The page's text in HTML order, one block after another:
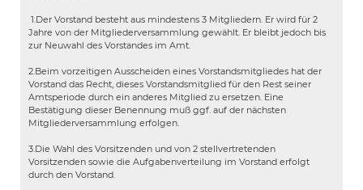
1.Der Vorstand besteht aus mindestens 3 Mitgliedern. Er wird für 2
Jahre von der Mitgliederversammlung gewählt. Er bleibt jedoch bis
zur Neuwahl des Vorstandes im Amt.
2.Beim vorzeitigen Ausscheiden eines Vorstandsmitgliedes hat der
Vorstand das Recht, dieses Vorstandsmitglied für den Rest seiner
Amtsperiode durch ein anderes Mitglied zu ersetzen. Eine
Bestätigung dieser Benennung muß ggf. auf der nächsten
Mitgliederversammlung erfolgen.
3.Die Wahl des Vorsitzenden und von 2 stellvertretenden
Vorsitzenden sowie die Aufgabenverteilung im Vorstand erfolgt
durch den Vorstand.